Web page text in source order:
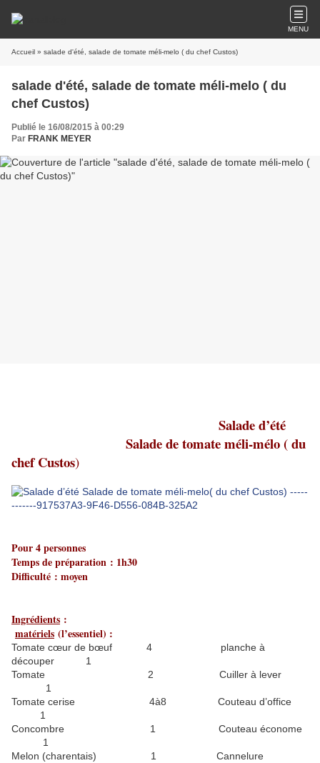
MENU
Accueil » salade d'été, salade de tomate méli-melo ( du chef Custos)
salade d'été, salade de tomate méli-melo ( du
chef Custos)
Publié le 16/08/2015 à 00:29
Par FRANK MEYER
Salade d’été
Salade de tomate méli-mélo ( du
chef Custos)
Pour 4 personnes
Temps de préparation : 1h30
Difficulté : moyen
Ingrédients :
matériels (l’essentiel) :
Tomate cœur de bœuf 4 planche à
découper 1
Tomate 2 Cuiller à lever
1
Tomate cerise 4à8 Couteau d’office
1
Concombre 1 Couteau économe
1
Melon (charentais) 1 Cannelure